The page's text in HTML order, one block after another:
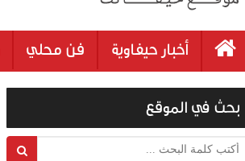
أخبار حيفاوية فن محلي
بحث في الموقع
أكتب كلمة البحث ...